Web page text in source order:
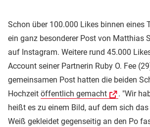
Schon über 100.000 Likes binnen eines
ein ganz besonderer Post von Matthias
auf Instagram. Weitere rund 45.000
Account seiner Partnerin Ruby O. Fee
gemeinsamen Post hatten die beiden
Hochzeit öffentlich gemacht
. "Wir
heißt es zu einem Bild, auf dem sich
Weiß gekleidet gegenseitig an den Po